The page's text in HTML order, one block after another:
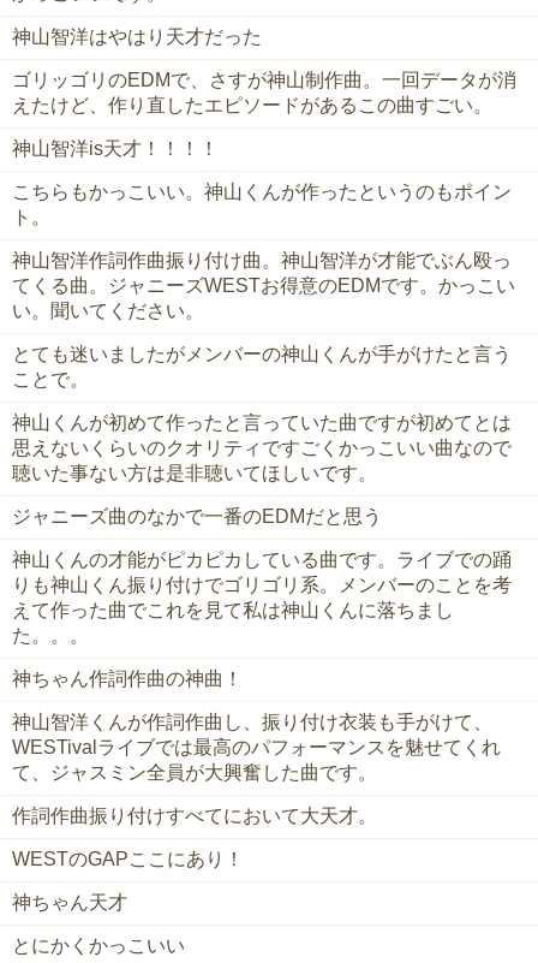
神山智洋はやはり天才だった
ゴリッゴリのEDMで、さすが神山制作曲。一回データが消
えたけど、作り直したエピソードがあるこの曲すごい。
神山智洋is天才！！！！
こちらもかっこいい。神山くんが作ったというのもポイン
ト。
神山智洋作詞作曲振り付け曲。神山智洋が才能でぶん殴っ
てくる曲。ジャニーズWESTお得意のEDMです。かっこい
い。聞いてください。
とても迷いましたがメンバーの神山くんが手がけたと言う
ことで。
神山くんが初めて作ったと言っていた曲ですが初めてとは
思えないくらいのクオリティですごくかっこいい曲なので
聴いた事ない方は是非聴いてほしいです。
ジャニーズ曲のなかで一番のEDMだと思う
神山くんの才能がピカピカしている曲です。ライブでの踊
りも神山くん振り付けでゴリゴリ系。メンバーのことを考
えて作った曲でこれを見て私は神山くんに落ちまし
た。。。
神ちゃん作詞作曲の神曲！
神山智洋くんが作詞作曲し、振り付け衣装も手がけて、
WESTivalライブでは最高のパフォーマンスを魅せてくれ
て、ジャスミン全員が大興奮した曲です。
作詞作曲振り付けすべてにおいて大天才。
WESTのGAPここにあり！
神ちゃん天才
とにかくかっこいい